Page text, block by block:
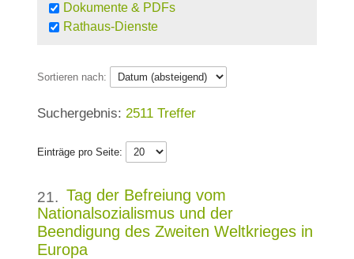
Dokumente & PDFs
Rathaus-Dienste
Sortieren nach:
2511 Treffer
Einträge pro Seite:
21. Tag der Befreiung vom
Nationalsozialismus und der
Beendigung des Zweiten Weltkrieges in
Europa